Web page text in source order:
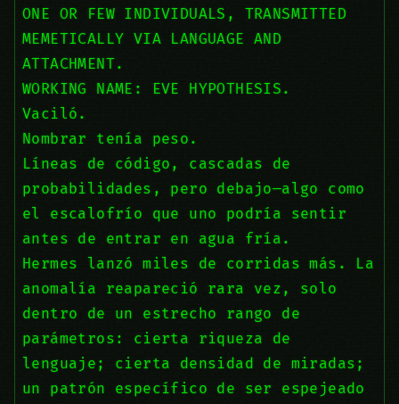
ONE OR FEW INDIVIDUALS, TRANSMITTED
MEMETICALLY VIA LANGUAGE AND
ATTACHMENT.
WORKING NAME: EVE HYPOTHESIS.
Vaciló.
Nombrar tenía peso.
Líneas de código, cascadas de
probabilidades, pero debajo—algo como
el escalofrío que uno podría sentir
antes de entrar en agua fría.
Hermes lanzó miles de corridas más. La
anomalía reapareció rara vez, solo
dentro de un estrecho rango de
parámetros: cierta riqueza de
lenguaje; cierta densidad de miradas;
un patrón específico de ser espejeado